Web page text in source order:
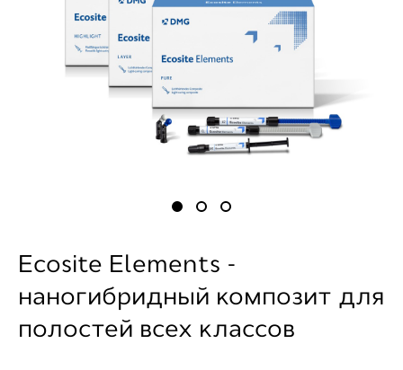
Ecosite Elements -
наногибридный композит для
полостей всех классов